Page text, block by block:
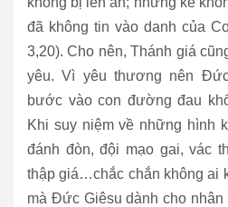
đã không tin vào danh của
3,20). Cho nên, Thánh giá
yêu. Vì yêu thương nên
bước vào con đường đau
Khi suy niệm về những hình
đánh đòn, đội mạo gai, vác
thập giá…chắc chắn không ai
mà Đức Giêsu dành cho